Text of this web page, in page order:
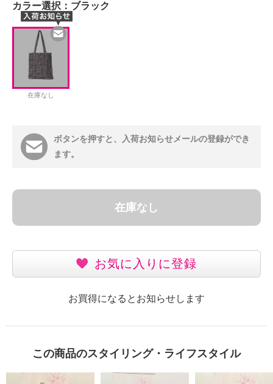
カラー選択： ブラック
在庫なし
ボタンを押すと、入荷お知らせメールの登録ができ
ます。
在庫なし
お気に入りに登録
お買得になるとお知らせします
この商品のスタイリング・ライフスタイル